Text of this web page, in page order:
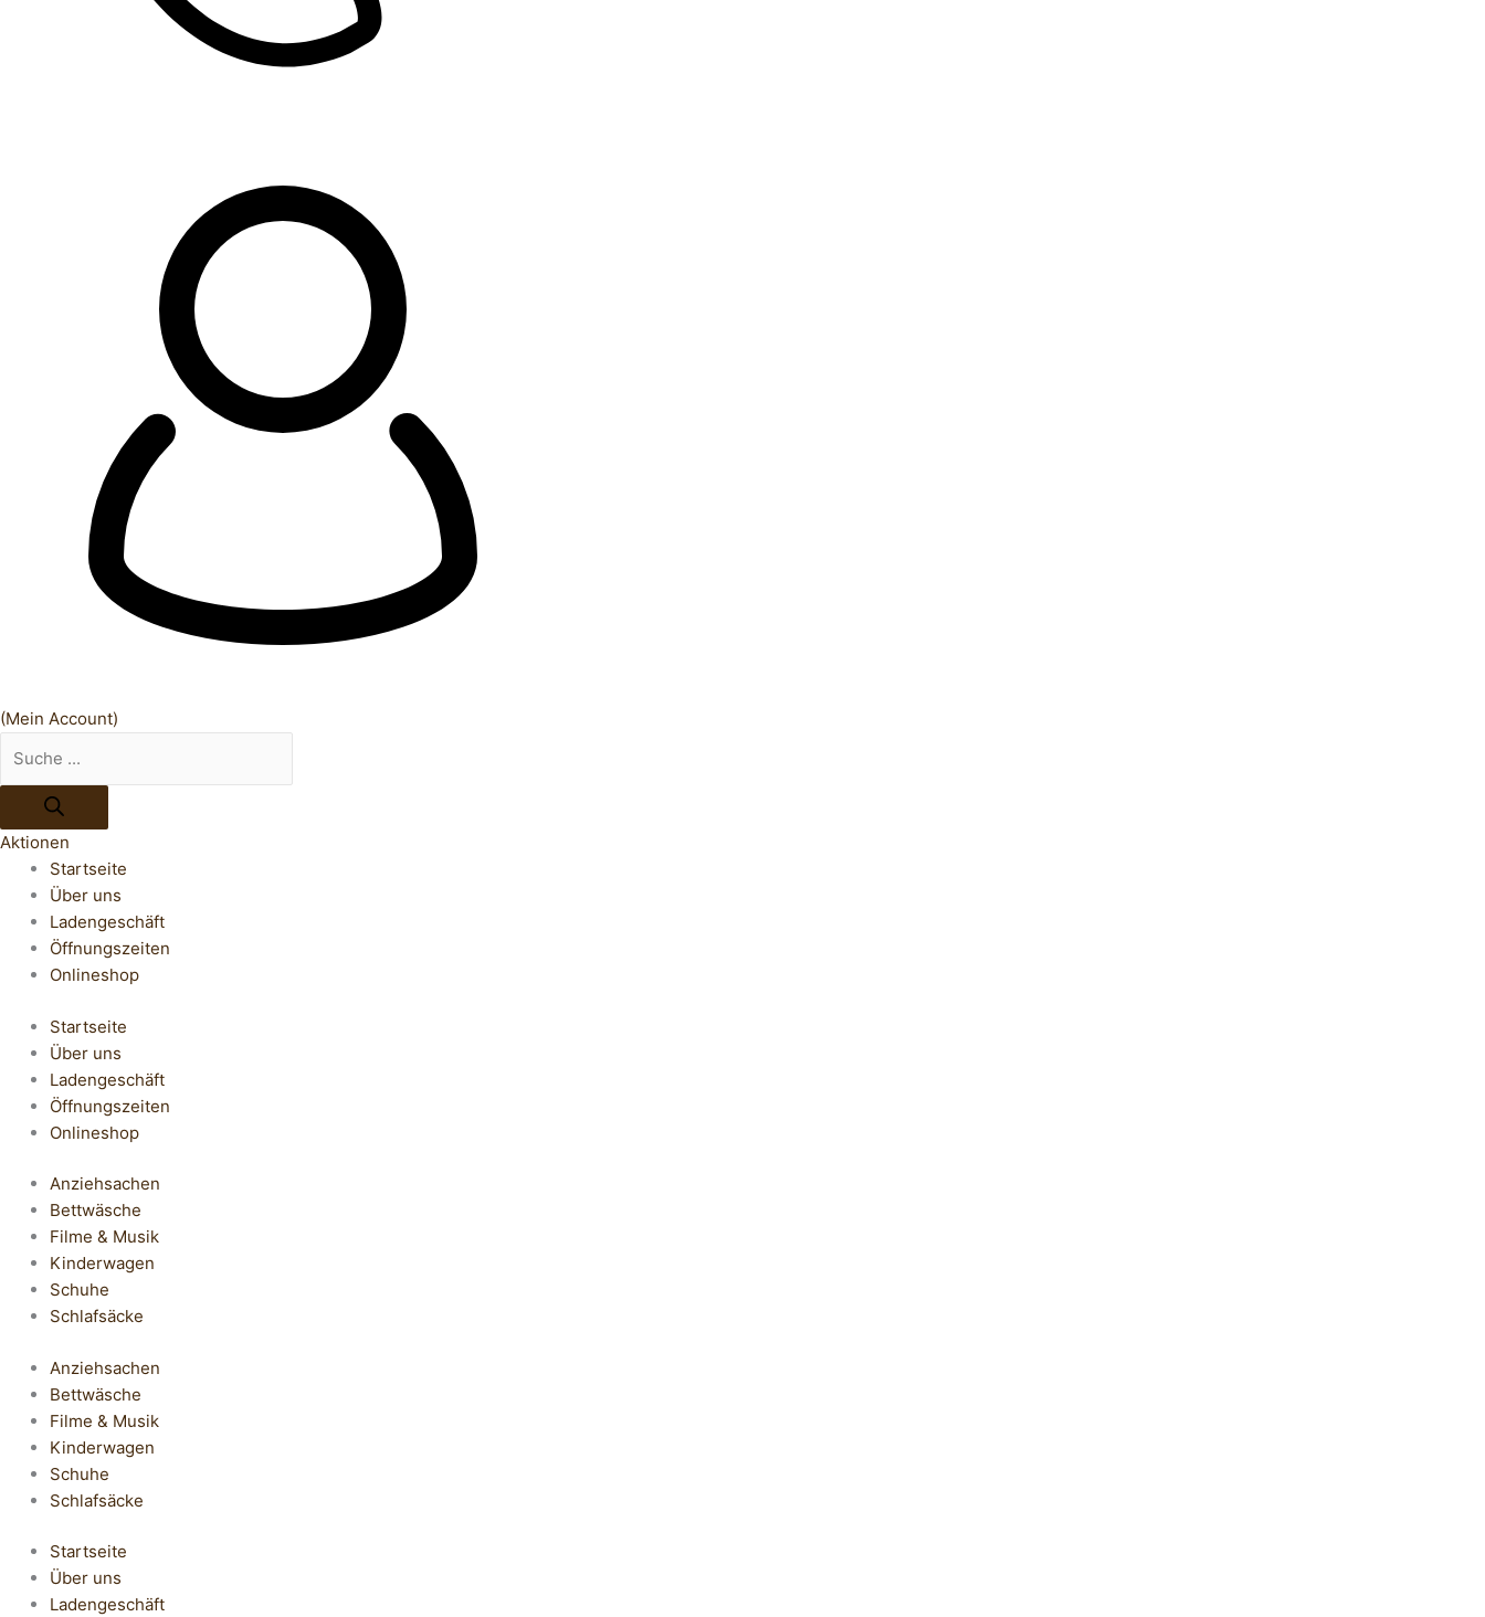
(Mein Account)
Aktionen
Startseite
Über uns
Ladengeschäft
Öffnungszeiten
Onlineshop
Startseite
Über uns
Ladengeschäft
Öffnungszeiten
Onlineshop
Anziehsachen
Bettwäsche
Filme & Musik
Kinderwagen
Schuhe
Schlafsäcke
Anziehsachen
Bettwäsche
Filme & Musik
Kinderwagen
Schuhe
Schlafsäcke
Startseite
Über uns
Ladengeschäft